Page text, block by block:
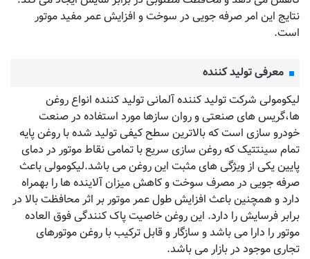
نتایج این امر صرفه جویی در سوخت و افزایش عمر مفید موتور
است.
معرفی تولید کننده
لیکومولی شرکت تولید کننده آلمانی تولید کننده انواع روغن
ها،گریس های صنعتی و روان سازها مورد استفاده در صنعت
خودرو سازی است که بالاترین سطح کیفی تولید شده با روغن پایه
تمام سینتتیک که روغن سازی سریع با تمامی نقاط موتور در دمای
پایین یکی از ویژگی های مثبت این روغن می باشد.لیکومولی باعث
صرفه جویی در مصرف سوخت و کاهش میزان آلاینده ها را بهمراه
دارد و همچنین باعث افزایش طول عمر موتور بر اثر محافظت بالا در
برابر فرسایش را دارد. این روغن خاصیت پاک کنندگی فوق العاده
موتور را دارا می باشد و سازگار و قابل ترکیب با روغن موتورهای
تجاری موجود در بازار می باشد.